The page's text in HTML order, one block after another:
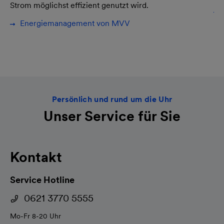
Strom möglichst effizient genutzt wird.
Energiemanagement von MVV
Persönlich und rund um die Uhr
Unser Service für Sie
Kontakt
Service Hotline
0621 3770 5555
Mo-Fr 8-20 Uhr